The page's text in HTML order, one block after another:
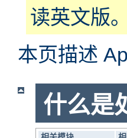
读英文版。
本页描述
什么是